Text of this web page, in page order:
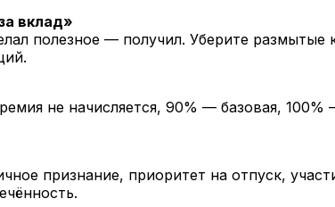
вклад»
полезное — получил. Уберите размытые
не начисляется, 90% — базовая, 100%
признание, приоритет на отпуск,